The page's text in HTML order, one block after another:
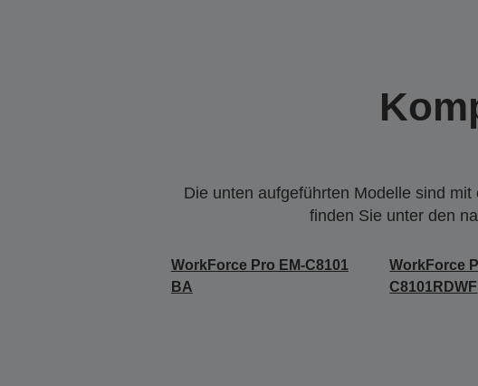
Die unten aufgeführten Modelle sind
finden Sie unter den
WorkForce Pro EM-C8101
BA
WorkForce
C8101RDWF